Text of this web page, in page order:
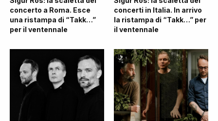
concerto a Roma. Esce
una ristampa di “Takk…”
per il ventennale
concerti in Italia. In arrivo
la ristampa di “Takk…” per
il ventennale